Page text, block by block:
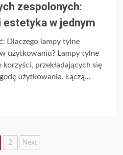
zespolonych:
estetyka w jednym
Dlaczego lampy tylne
użytkowaniu? Lampy tylne
przekładających się
użytkowania. Łączą...
2 Next